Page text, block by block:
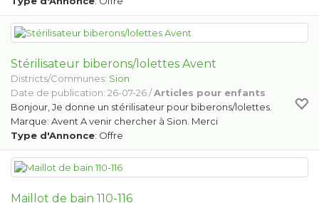
Stérilisateur biberons/lolettes Avent
Districts/Communes: Sion
Date de publication: 26-07-26 /Articles pour enfants
Bonjour, Je donne un stérilisateur pour biberons/lolettes.
Marque: Avent A venir chercher à Sion. Merci
Type d'Annonce: Offre
Maillot de bain 110-116